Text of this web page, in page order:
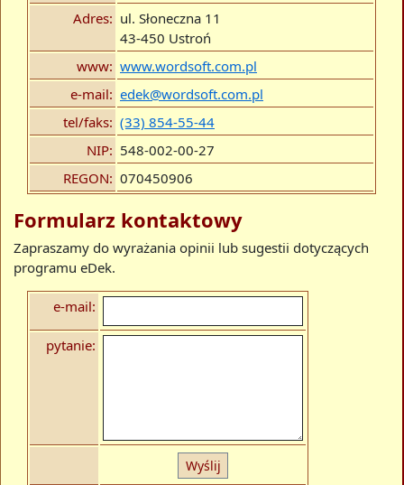
Adres: ul. Słoneczna 11
43-450 Ustroń
www: www.wordsoft.com.pl
e-mail: edek@wordsoft.com.pl
tel/faks: (33) 854-55-44
NIP: 548-002-00-27
REGON: 070450906
Formularz kontaktowy
Zapraszamy do wyrażania opinii lub sugestii dotyczących
programu eDek.
e-mail:
pytanie:
Wyślij